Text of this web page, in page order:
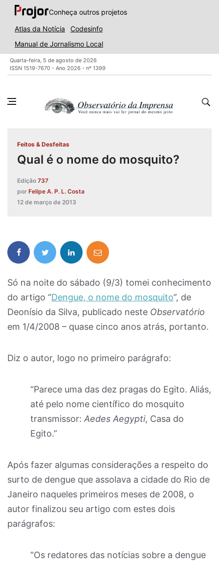
Conheça outros projetos
Atlas da Notícia
Codesinfo
Manual de Jornalismo Local
Quarta-feira, 5 de agosto de 2026
ISSN 1519-7670 - Ano 2026 - nº 1399
Feitos & Desfeitas
Qual é o nome do mosquito?
Edição 737
por Felipe A. P. L. Costa
12 de março de 2013
Só na noite do sábado (9/3) tomei conhecimento
do artigo “Dengue, o nome do mosquito”, de
Deonísio da Silva, publicado neste Observatório
em 1/4/2008 – quase cinco anos atrás, portanto.
Diz o autor, logo no primeiro parágrafo:
“Parece uma das dez pragas do Egito. Aliás,
até pelo nome científico do mosquito
transmissor:Aedes Aegypti, Casa do
Egito.”
Após fazer algumas considerações a respeito do
surto de dengue que assolava a cidade do Rio de
Janeiro naqueles primeiros meses de 2008, o
autor finalizou seu artigo com estes dois
parágrafos:
“Os redatores das notícias sobre a dengue